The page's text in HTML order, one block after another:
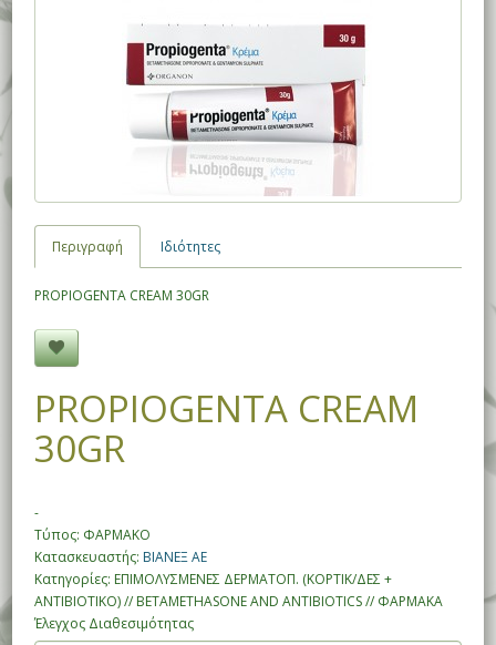
Περιγραφή Ιδιότητες
PROPIOGENTA CREAM 30GR
PROPIOGENTA CREAM
30GR
-
Τύπος: ΦΑΡΜΑΚΟ
Κατασκευαστής: ΒΙΑΝΕΞ ΑΕ
Κατηγορίες: ΕΠΙΜΟΛΥΣΜΕΝΕΣ ΔΕΡΜΑΤΟΠ. (ΚΟΡΤΙΚ/ΔΕΣ +
ΑΝΤΙΒΙΟΤΙΚΟ) // BETAMETHASONE AND ANTIBIOTICS // ΦΑΡΜΑΚΑ
Έλεγχος Διαθεσιμότητας